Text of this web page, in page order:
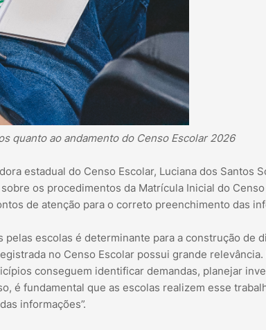
quanto ao andamento do Censo Escolar 2026
estadual do Censo Escolar, Luciana dos Santos
os procedimentos da Matrícula Inicial do
de atenção para o correto preenchimento das
escolas é determinante para a construção de
no Censo Escolar possui grande
conseguem identificar demandas, planejar
é fundamental que as escolas realizem esse
informações”.